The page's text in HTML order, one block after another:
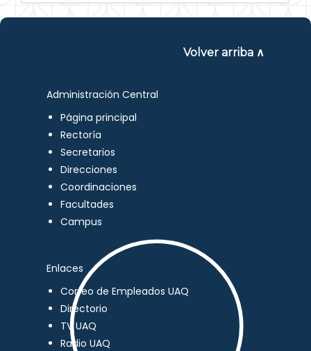
Volver arriba ∧
Administración Central
Página principal
Rectoría
Secretarios
Direcciones
Coordinaciones
Facultades
Campus
Enlaces
Correo de Empleados UAQ
Directorio
TV UAQ
Radio UAQ